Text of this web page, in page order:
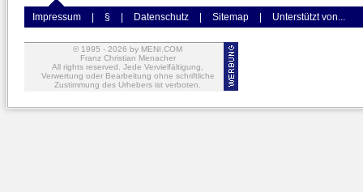
Impressum § Datenschutz Sitemap Unterstützt von...
© 1995 - 2026 by MENI.COM
Franz Christian Menacher
All rights reserved. Jede Vervielfältigung,
Verwertung oder Bearbeitung ohne schriftliche
Zustimmung des Urhebers ist verboten.